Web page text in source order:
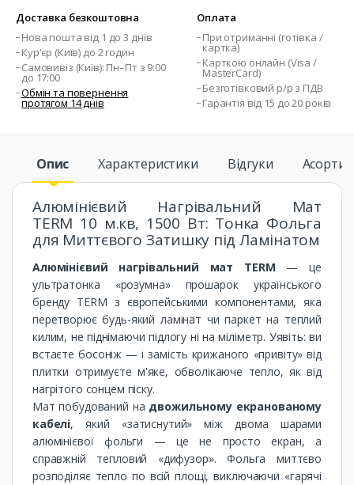
Доставка безкоштовна
Нова пошта від 1 до 3 днів
Кур'єр (Київ) до 2 годин
Самовивіз (Київ): Пн–Пт з 9:00
до 17:00
Обмін та повернення
протягом 14 днів
Оплата
При отриманні (готівка /
картка)
Карткою онлайн (Visa /
MasterCard)
Безготівковий р/р з ПДВ
Гарантія від 15 до 20 років
Опис Характеристики Відгуки
Алюмінієвий Нагрівальний Мат
TERM 10 м.кв, 1500 Вт: Тонка Фольга
для Миттєвого Затишку під Ламінатом
Алюмінієвий нагрівальний мат TERM — це
ультратонка «розумна» прошарок українського
бренду TERM з європейськими компонентами, яка
перетворює будь-який ламінат чи паркет на теплий
килим, не піднімаючи підлогу ні на міліметр. Уявіть: ви
встаєте босоніж — і замість крижаного «привіту» від
плитки отримуєте м'яке, обволікаюче тепло, як від
нагрітого сонцем піску.
Мат побудований на двожильному екранованому
кабелі, який «затиснутий» між двома шарами
алюмінієвої фольги — це не просто екран, а
справжній тепловий «дифузор». Фольга миттєво
розподіляє тепло по всій площі, виключаючи «гарячі